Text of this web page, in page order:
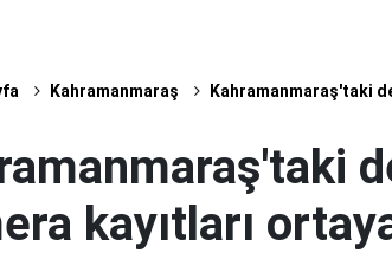
Kahramanmaraş Kahramanmaraş'taki
kayıtları